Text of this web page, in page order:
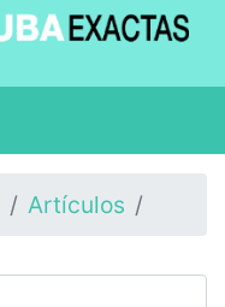
Artículos